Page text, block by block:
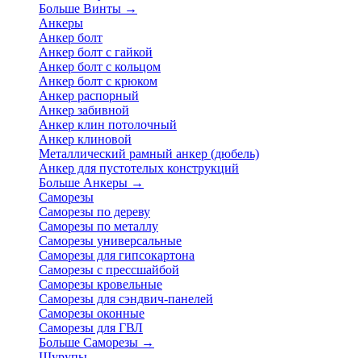
Больше Винты →
Анкеры
Анкер болт
Анкер болт с гайкой
Анкер болт с кольцом
Анкер болт с крюком
Анкер распорный
Анкер забивной
Анкер клин потолочный
Анкер клиновой
Металлический рамный анкер (дюбель)
Анкер для пустотелых конструкций
Больше Анкеры →
Саморезы
Саморезы по дереву
Саморезы по металлу
Саморезы универсальные
Саморезы для гипсокартона
Саморезы с прессшайбой
Саморезы кровельные
Саморезы для сэндвич-панелей
Саморезы оконные
Саморезы для ГВЛ
Больше Саморезы →